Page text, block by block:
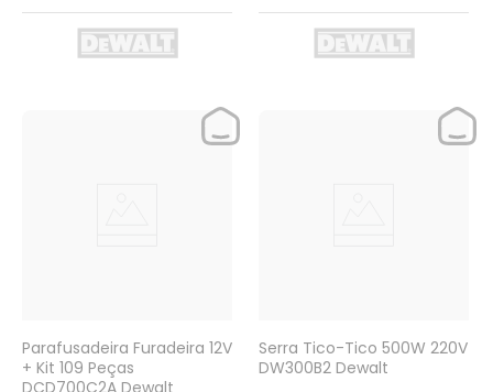
Parafusadeira Furadeira 12V
+ Kit 109 Peças
Serra Tico-Tico 500W 220V
DW300B2 Dewalt